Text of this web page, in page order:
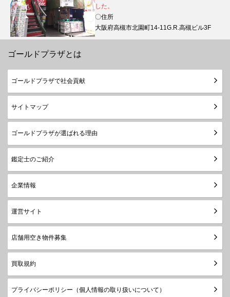
した。
〇住所
大阪府高槻市北園町14-11G.R.高槻ビル3F
ゴールドプラザとは
ゴールドプラザで社会貢献
サイトマップ
ゴールドプラザが選ばれる理由
鑑定士のご紹介
企業情報
運営サイト
店舗用空き物件募集
買取規約
プライバシーポリシー（個人情報の取り扱いについて）